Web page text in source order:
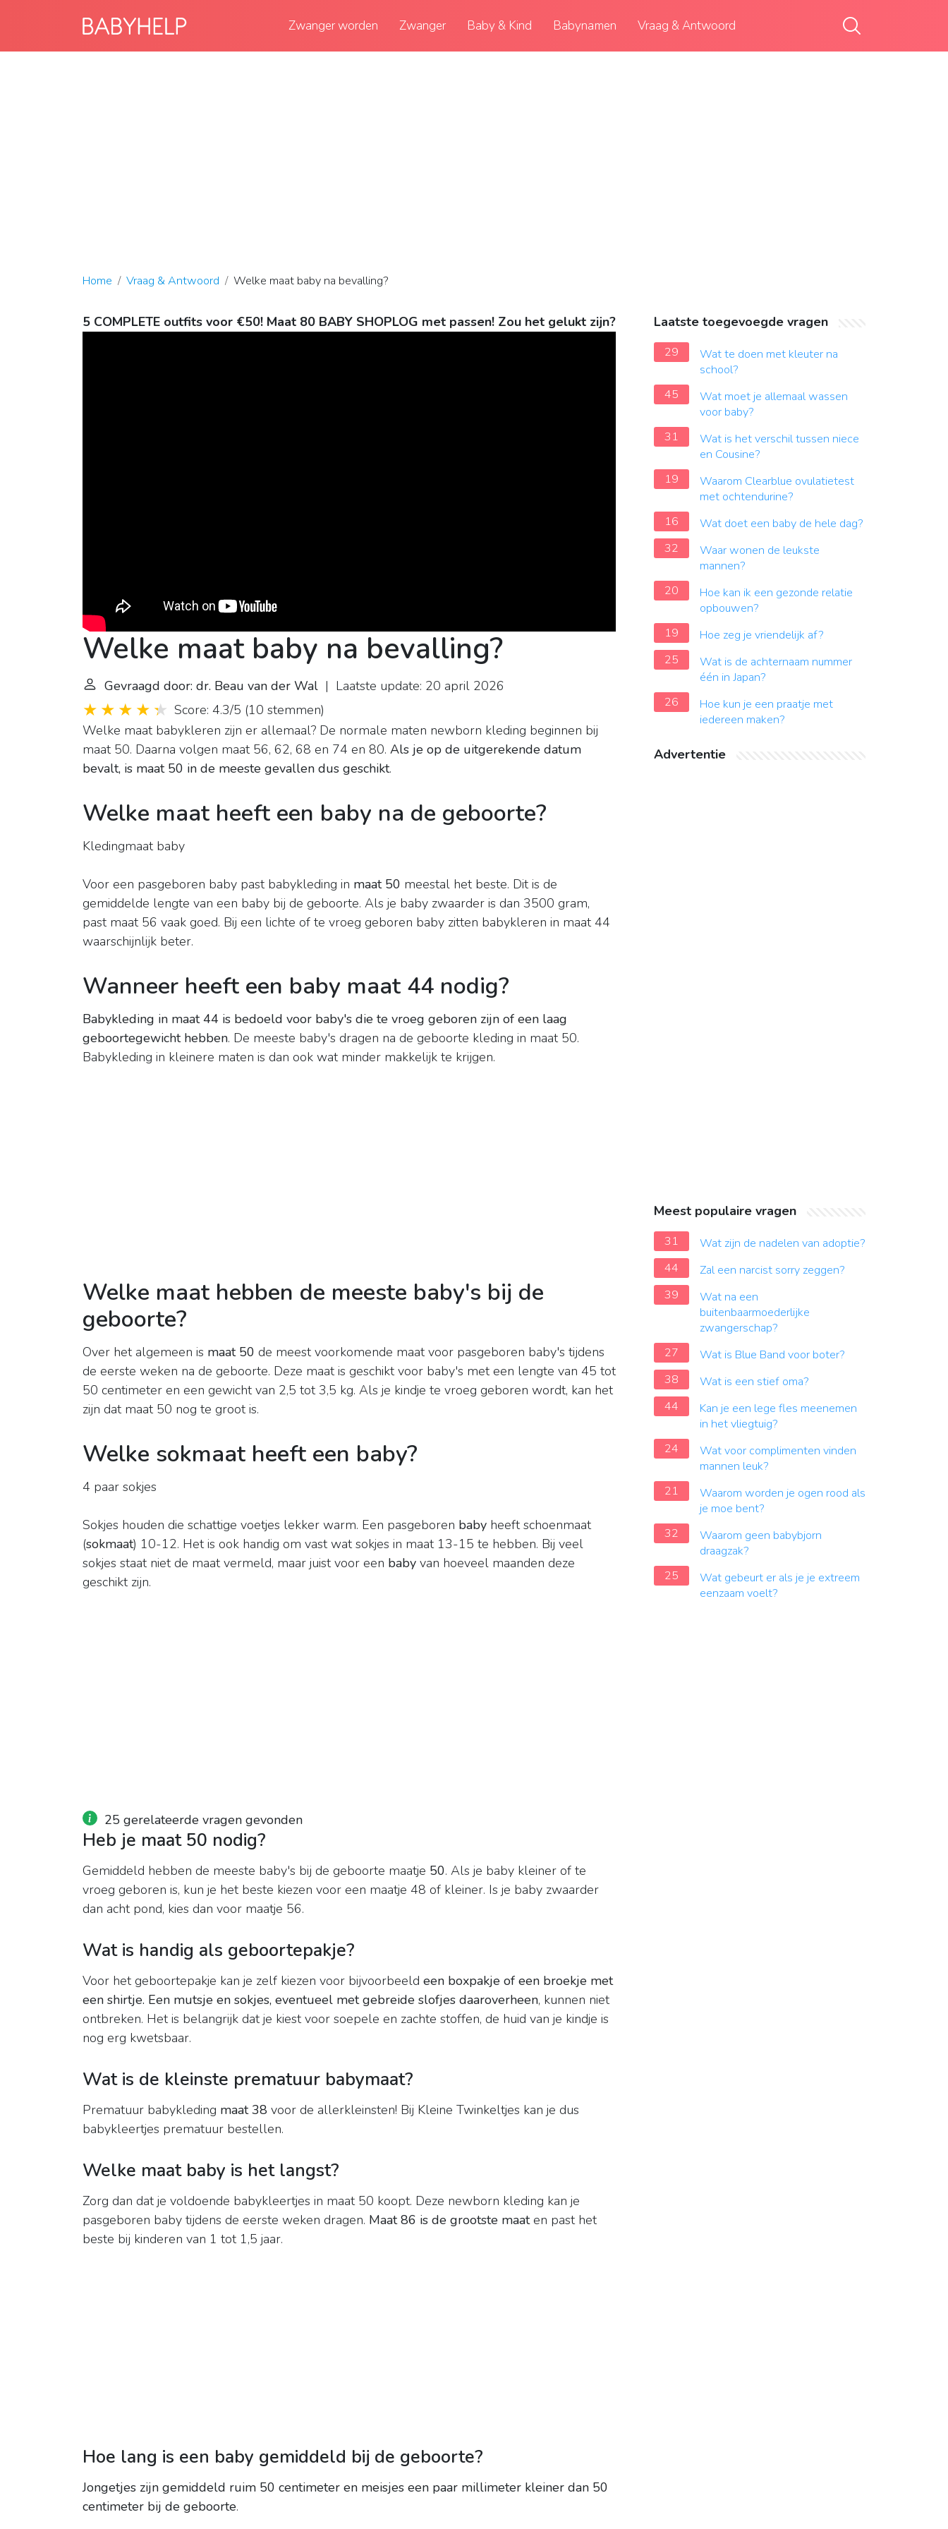
Zwanger worden Zwanger Baby & Kind Babynamen Vraag & Antwoord
Home Vraag & Antwoord Welke maat baby na bevalling?
5 COMPLETE outfits voor €50! Maat 80 BABY SHOPLOG met passen! Zou het gelukt zijn?
Welke maat baby na bevalling?
Gevraagd door: dr. Beau van der Wal | Laatste update: 20 april 2026
Score: 4.3/5 (10 stemmen)
Welke maat babykleren zijn er allemaal? De normale maten newborn kleding beginnen bij
maat 50. Daarna volgen maat 56, 62, 68 en 74 en 80. Als je op de uitgerekende datum
bevalt, is maat 50 in de meeste gevallen dus geschikt.
Welke maat heeft een baby na de geboorte?
Kledingmaat baby
Voor een pasgeboren baby past babykleding in maat 50 meestal het beste. Dit is de
gemiddelde lengte van een baby bij de geboorte. Als je baby zwaarder is dan 3500 gram,
past maat 56 vaak goed. Bij een lichte of te vroeg geboren baby zitten babykleren in maat 44
waarschijnlijk beter.
Wanneer heeft een baby maat 44 nodig?
Babykleding in maat 44 is bedoeld voor baby's die te vroeg geboren zijn of een laag
geboortegewicht hebben. De meeste baby's dragen na de geboorte kleding in maat 50.
Babykleding in kleinere maten is dan ook wat minder makkelijk te krijgen.
Welke maat hebben de meeste baby's bij de
geboorte?
Over het algemeen is maat 50 de meest voorkomende maat voor pasgeboren baby's tijdens
de eerste weken na de geboorte. Deze maat is geschikt voor baby's met een lengte van 45 tot
50 centimeter en een gewicht van 2,5 tot 3,5 kg. Als je kindje te vroeg geboren wordt, kan het
zijn dat maat 50 nog te groot is.
Welke sokmaat heeft een baby?
4 paar sokjes
Sokjes houden die schattige voetjes lekker warm. Een pasgeboren baby heeft schoenmaat
(sokmaat) 10-12. Het is ook handig om vast wat sokjes in maat 13-15 te hebben. Bij veel
sokjes staat niet de maat vermeld, maar juist voor een baby van hoeveel maanden deze
geschikt zijn.
25 gerelateerde vragen gevonden
Heb je maat 50 nodig?
Gemiddeld hebben de meeste baby's bij de geboorte maatje 50. Als je baby kleiner of te
vroeg geboren is, kun je het beste kiezen voor een maatje 48 of kleiner. Is je baby zwaarder
dan acht pond, kies dan voor maatje 56.
Wat is handig als geboortepakje?
Voor het geboortepakje kan je zelf kiezen voor bijvoorbeeld een boxpakje of een broekje met
een shirtje. Een mutsje en sokjes, eventueel met gebreide slofjes daaroverheen, kunnen niet
ontbreken. Het is belangrijk dat je kiest voor soepele en zachte stoffen, de huid van je kindje is
nog erg kwetsbaar.
Wat is de kleinste prematuur babymaat?
Prematuur babykleding maat 38 voor de allerkleinsten! Bij Kleine Twinkeltjes kan je dus
babykleertjes prematuur bestellen.
Welke maat baby is het langst?
Zorg dan dat je voldoende babykleertjes in maat 50 koopt. Deze newborn kleding kan je
pasgeboren baby tijdens de eerste weken dragen. Maat 86 is de grootste maaten past het
beste bij kinderen van 1 tot 1,5 jaar.
Hoe lang is een baby gemiddeld bij de geboorte?
Jongetjes zijn gemiddeld ruim 50 centimeter en meisjes een paar millimeter kleiner dan 50
centimeter bij de geboorte.
Laatste toegevoegde vragen
29
Wat te doen met kleuter na
school?
45
Wat moet je allemaal wassen
voor baby?
31
Wat is het verschil tussen niece
en Cousine?
19
Waarom Clearblue ovulatietest
met ochtendurine?
16
Wat doet een baby de hele dag?
32
Waar wonen de leukste
mannen?
20
Hoe kan ik een gezonde relatie
opbouwen?
19
Hoe zeg je vriendelijk af?
25
Wat is de achternaam nummer
één in Japan?
26
Hoe kun je een praatje met
iedereen maken?
Advertentie
Meest populaire vragen
31
Wat zijn de nadelen van adoptie?
44
Zal een narcist sorry zeggen?
39
Wat na een
buitenbaarmoederlijke
zwangerschap?
27
Wat is Blue Band voor boter?
38
Wat is een stief oma?
44
Kan je een lege fles meenemen
in het vliegtuig?
24
Wat voor complimenten vinden
mannen leuk?
21
Waarom worden je ogen rood als
je moe bent?
32
Waarom geen babybjorn
draagzak?
25
Wat gebeurt er als je je extreem
eenzaam voelt?